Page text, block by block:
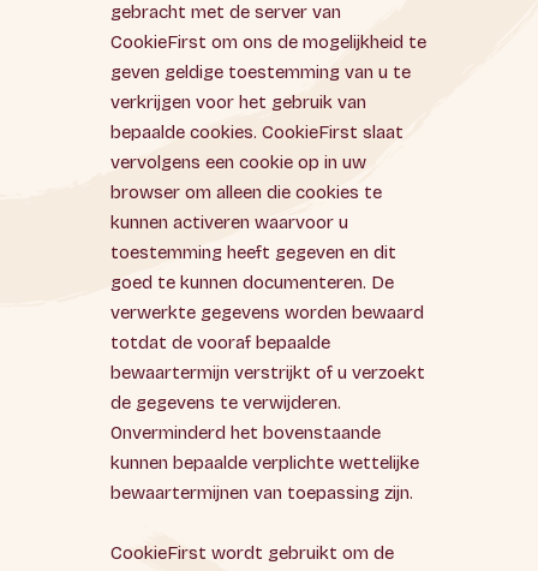
gebracht met de server van
CookieFirst om ons de mogelijkheid te
geven geldige toestemming van u te
verkrijgen voor het gebruik van
bepaalde cookies. CookieFirst slaat
vervolgens een cookie op in uw
browser om alleen die cookies te
kunnen activeren waarvoor u
toestemming heeft gegeven en dit
goed te kunnen documenteren. De
verwerkte gegevens worden bewaard
totdat de vooraf bepaalde
bewaartermijn verstrijkt of u verzoekt
de gegevens te verwijderen.
Onverminderd het bovenstaande
kunnen bepaalde verplichte wettelijke
bewaartermijnen van toepassing zijn.
CookieFirst wordt gebruikt om de